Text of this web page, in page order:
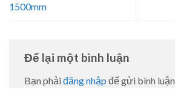
1500mm
Để lại một bình luận
Bạn phải đăng nhập để gửi bình luận.